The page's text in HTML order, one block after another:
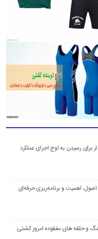
برای رسیدن به اوج اجرای عملکرد
اهمیت و برنامه‌ریزی حرفه‌ای
و حلقه های مفقوده امروز کشتی